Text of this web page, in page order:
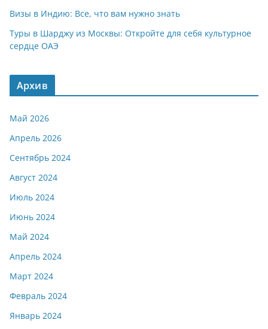
Визы в Индию: Все, что вам нужно знать
Туры в Шарджу из Москвы: Откройте для себя культурное
сердце ОАЭ
Архив
Май 2026
Апрель 2026
Сентябрь 2024
Август 2024
Июль 2024
Июнь 2024
Май 2024
Апрель 2024
Март 2024
Февраль 2024
Январь 2024